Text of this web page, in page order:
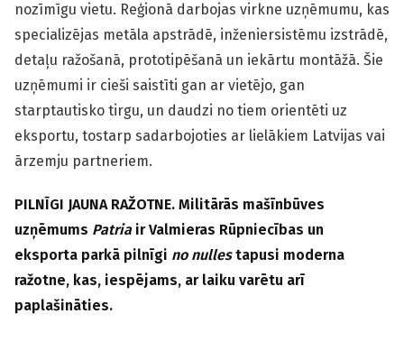
nozīmīgu vietu. Reģionā darbojas virkne uzņēmumu, kas
specializējas metāla apstrādē, inženiersistēmu izstrādē,
detaļu ražošanā, prototipēšanā un iekārtu montāžā. Šie
uzņēmumi ir cieši saistīti gan ar vietējo, gan
starptautisko tirgu, un daudzi no tiem orientēti uz
eksportu, tostarp sadarbojoties ar lielākiem Latvijas vai
ārzemju partneriem.
PILNĪGI JAUNA RAŽOTNE. Militārās mašīnbūves
uzņēmums Patriair Valmieras Rūpniecības un
eksporta parkā pilnīgi no nullestapusi moderna
ražotne, kas, iespējams, ar laiku varētu arī
paplašināties.